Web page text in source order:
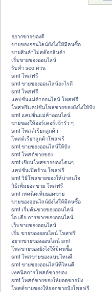
อยากขายของดี
ขายของออนไลน์ยังไงให้มีคนซื้อ
ขายสินค้าไม่สต๊อกสินค้า
เริ่มขายของออนไลน์
รับทำ seo ด่วน
smf โพสฟรี
smf ขายของออนไลน์อะไรดี
smf โพสฟรี
แคปชั่นแม่ค้าออนไลน์ โพสฟรี
โพสฟรีแคปชั่นโพสขายของยังไงให้ปัง
smf แคปชั่นแม่ค้าออนไลน์
ขายของให้ออร์เดอร์เข้ารัว ๆ
smf โพสต์เรียกลูกค้า
โพสต์เรียกลูกค้าโพสฟรี
smf ขายของออนไลน์ให้ปัง
smf โพสต์ขายของ
smf เขียนโพสขายของโดนๆ
แคปชั่นเปิดร้าน โพสฟรี
smf วิธีโพสขายของให้น่าสนใจ
วิธีเพิ่มยอดขาย โพสฟรี
smf เทคนิคเพิ่มยอดขาย
ขายของออนไลน์ยังไงให้มีคนซื้อ
smf เริ่มต้นขายของออนไลน์
ไอ เดีย การขายของออนไลน์
เว็บขายของออนไลน์
เริ่ม ขายของออนไลน์ โพสฟรี
อยากขายของออนไลน์ smf
โพสขายของยังไงให้มีคนซื้อ
smf โพสขายของแบบไหนดี
smf ขายของออนไลน์ที่ไหนดี
เทคนิคการโพสต์ขายของ
smf โพสต์ขายของให้ยอดขายปัง
โพสต์ขายของให้ยอดขายปังโพสฟรี